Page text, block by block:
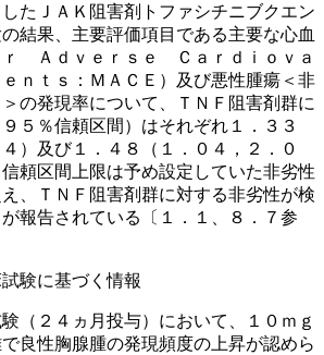
たＪＡＫ阻害剤トファシチニブクエン
結果、主要評価項目である主要な心血
ｒ Ａｄｖｅｒｓｅ Ｃａｒｄｉｏｖａ
ｎｔｓ：ＭＡＣＥ）及び悪性腫瘍＜非
の発現率について、ＴＮＦ阻害剤群に
５％信頼区間）はそれぞれ１．３３
４）及び１．４８（１．０４，２．０
頼区間上限は予め設定していた非劣性
、ＴＮＦ阻害剤群に対する非劣性が検
報告されている〔１．１、８．７参
験に基づく情報
（２４ヵ月投与）において、１０ｍｇ
良性胸腺腫の発現頻度の上昇が認めら